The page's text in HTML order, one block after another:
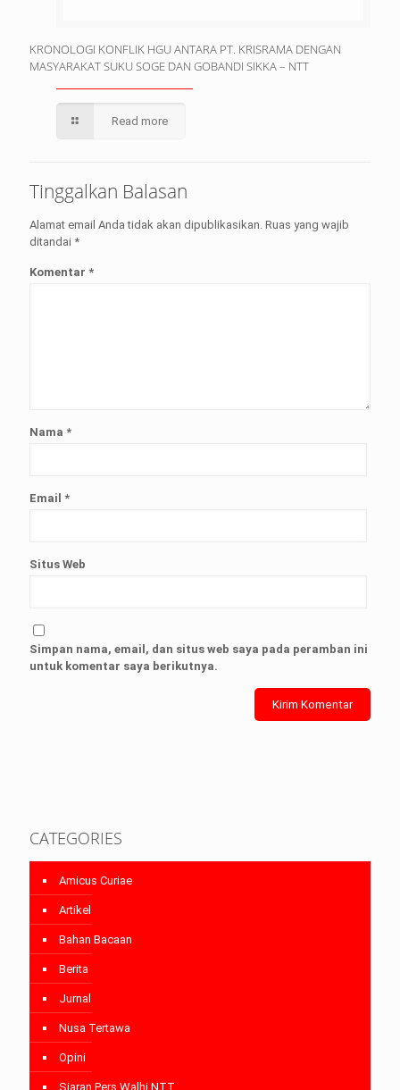
KRONOLOGI KONFLIK HGU ANTARA PT. KRISRAMA DENGAN
MASYARAKAT SUKU SOGE DAN GOBANDI SIKKA – NTT
Read more
Tinggalkan Balasan
Alamat email Anda tidak akan dipublikasikan. Ruas yang wajib
ditandai *
Komentar *
Nama *
Email *
Situs Web
Simpan nama, email, dan situs web saya pada peramban ini
untuk komentar saya berikutnya.
CATEGORIES
Amicus Curiae
Artikel
Bahan Bacaan
Berita
Jurnal
Nusa Tertawa
Opini
Siaran Pers Walhi NTT